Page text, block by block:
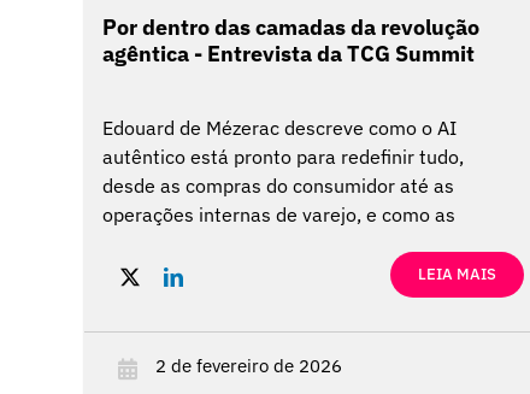
Por dentro das camadas da revolução
agêntica - Entrevista da TCG Summit
Edouard de Mézerac descreve como o AI
autêntico está pronto para redefinir tudo,
desde as compras do consumidor até as
operações internas de varejo, e como as
potencial...
LEIA MAIS
2 de fevereiro de 2026